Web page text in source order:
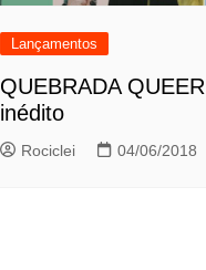
Lançamentos
QUEBRADA
inédito
Rociclei 04/06/2018